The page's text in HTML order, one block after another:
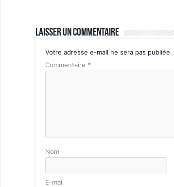
Laisser un commentaire
Votre adresse e-mail ne sera pas publiée.
Commentaire *
Nom
E-mail